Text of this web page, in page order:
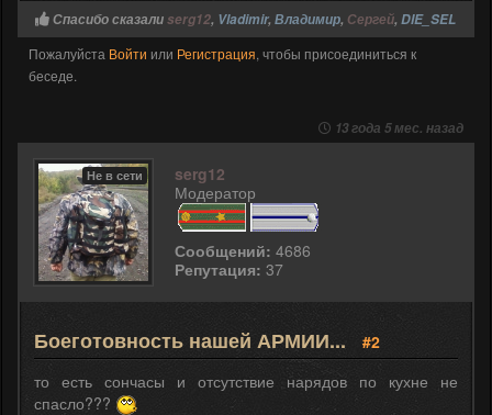
Спасибо сказалиserg12, Vladimir, Владимир, Сергей, DIE_SEL
Пожалуйста Войти или Регистрация, чтобы присоединиться к
беседе.
13 года 5 мес. назад
Не в сети
serg12
Модератор
Сообщений: 4686
Репутация: 37
Боеготовность нашей АРМИИ...
#2
то есть сончасы и отсутствие нарядов по кухне не
спасло???